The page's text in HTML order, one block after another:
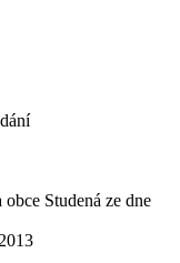
Studená ze dne